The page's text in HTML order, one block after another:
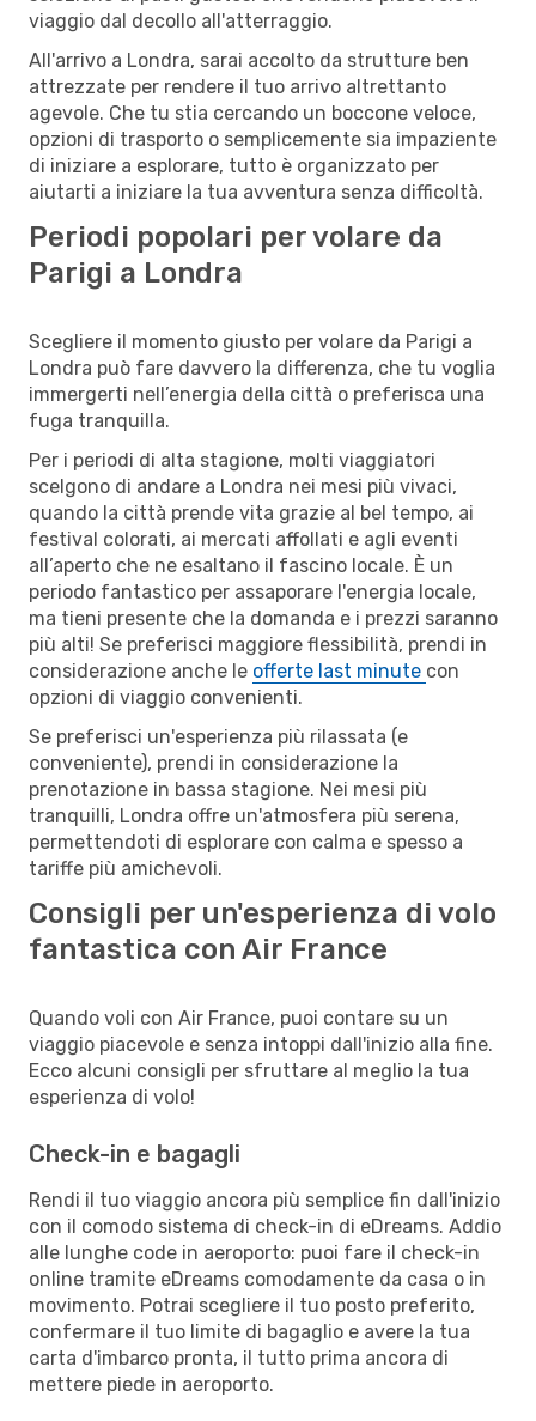
viaggio dal decollo all'atterraggio.
All'arrivo a Londra, sarai accolto da strutture ben
attrezzate per rendere il tuo arrivo altrettanto
agevole. Che tu stia cercando un boccone veloce,
opzioni di trasporto o semplicemente sia impaziente
di iniziare a esplorare, tutto è organizzato per
aiutarti a iniziare la tua avventura senza difficoltà.
Periodi popolari per volare da
Parigi a Londra
Scegliere il momento giusto per volare da Parigi a
Londra può fare davvero la differenza, che tu voglia
immergerti nell’energia della città o preferisca una
fuga tranquilla.
Per i periodi di alta stagione, molti viaggiatori
scelgono di andare a Londra nei mesi più vivaci,
quando la città prende vita grazie al bel tempo, ai
festival colorati, ai mercati affollati e agli eventi
all’aperto che ne esaltano il fascino locale. È un
periodo fantastico per assaporare l'energia locale,
ma tieni presente che la domanda e i prezzi saranno
più alti! Se preferisci maggiore flessibilità, prendi in
considerazione anche le offerte last minute con
opzioni di viaggio convenienti.
Se preferisci un'esperienza più rilassata (e
conveniente), prendi in considerazione la
prenotazione in bassa stagione. Nei mesi più
tranquilli, Londra offre un'atmosfera più serena,
permettendoti di esplorare con calma e spesso a
tariffe più amichevoli.
Consigli per un'esperienza di volo
fantastica con Air France
Quando voli con Air France, puoi contare su un
viaggio piacevole e senza intoppi dall'inizio alla fine.
Ecco alcuni consigli per sfruttare al meglio la tua
esperienza di volo!
Check-in e bagagli
Rendi il tuo viaggio ancora più semplice fin dall'inizio
con il comodo sistema di check-in di eDreams. Addio
alle lunghe code in aeroporto: puoi fare il check-in
online tramite eDreams comodamente da casa o in
movimento. Potrai scegliere il tuo posto preferito,
confermare il tuo limite di bagaglio e avere la tua
carta d'imbarco pronta, il tutto prima ancora di
mettere piede in aeroporto.